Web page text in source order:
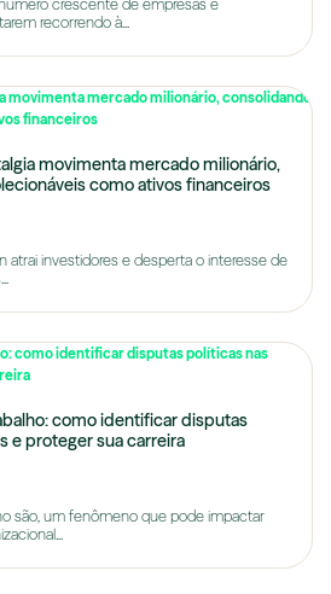
crescente de empresas e
recorrendo à...
movimenta mercado milionário,
como ativos financeiros
atrai investidores e desperta o interesse de
como identificar disputas
e proteger sua carreira
são, um fenômeno que pode impactar